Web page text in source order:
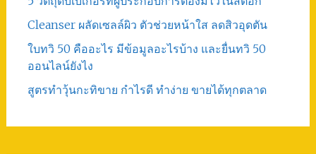
Cleanser ผลัดเซลล์ผิว ตัวช่วยหน้าใส ลดสิวอุดตัน
ใบทวิ 50 คืออะไร มีข้อมูลอะไรบ้าง และยื่นทวิ 50
ออนไลน์ยังไง
สูตรทําวุ้นกะทิขาย กำไรดี ทำง่าย ขายได้ทุกตลาด